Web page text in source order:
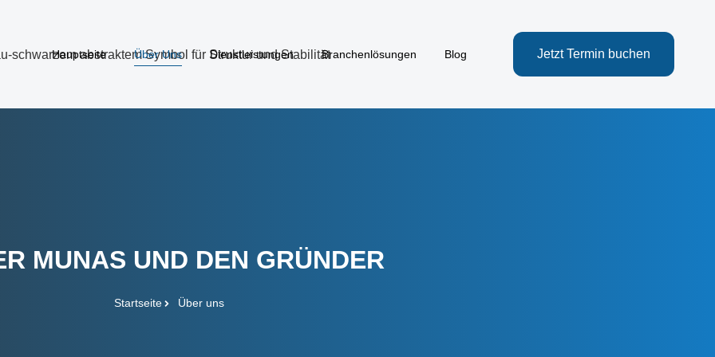
Hauptseite Über Uns Dienstleistungen Branchenlösungen Blog Jetzt Termin buchen
MUNAS UND DEN GRÜNDER
Startseite Über uns